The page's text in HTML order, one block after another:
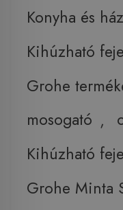
Konyha és
Kihúzható
Grohe
mosogató ,
Kihúzható
Grohe Minta